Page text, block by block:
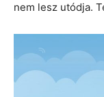
nem lesz utódja.